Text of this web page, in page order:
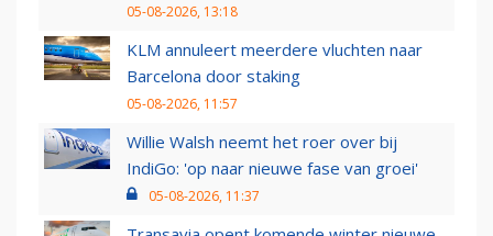
05-08-2026, 13:18
KLM annuleert meerdere vluchten naar
Barcelona door staking
05-08-2026, 11:57
Willie Walsh neemt het roer over bij
IndiGo: 'op naar nieuwe fase van groei'
05-08-2026, 11:37